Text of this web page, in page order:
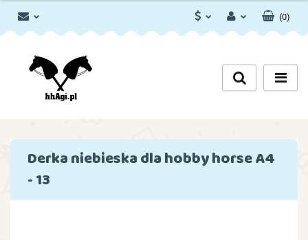
Zarejestruj się
Dodaj zgłoszenie
(0)
Derka niebieska dla hobby horse A4
- 13